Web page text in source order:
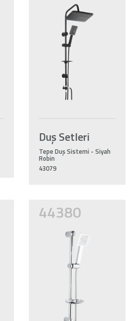
Duş Setleri
Tepe Duş Sistemi - Siyah
Robin
43079
44380